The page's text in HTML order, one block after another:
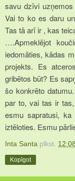
savu dzīvi
Vai to ko es daru
Tas tā arī ir , kas
….Apmeklējot
iedomāties, kādas
projekts. Es
gribētos būt? Es
šo konkrēto datumu.
par to, vai tas ir
esmu sapratusi,
iztēloties. Esmu
Inta Santa plkst. 12:08
Kopīgot